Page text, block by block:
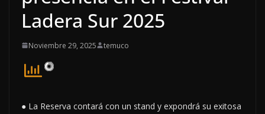
Ladera Sur 2025
Noviembre 29, 2025 temuco
● La Reserva contará con un stand y expondrá su exitosa